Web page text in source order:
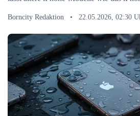
Borncity Redaktion • 22.05.2026, 02:30